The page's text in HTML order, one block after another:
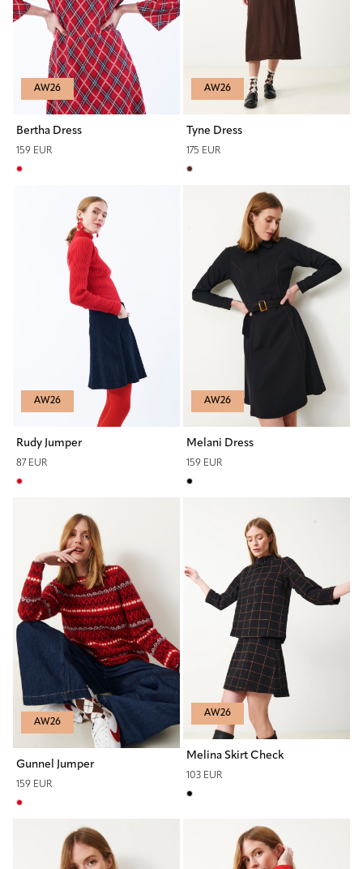
AW26
Bertha Dress
159 EUR
AW26
Tyne Dress
175 EUR
AW26
Rudy Jumper
87 EUR
AW26
Melani Dress
159 EUR
AW26
Gunnel Jumper
159 EUR
AW26
Melina Skirt Check
103 EUR